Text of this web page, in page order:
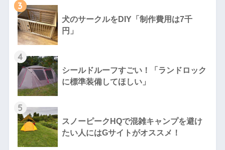
3
犬のサークルをDIY「制作費用は7千
円」
4
シールドルーフすごい！「ランドロック
に標準装備してほしい」
5
スノーピークHQで混雑キャンプを避け
たい人にはGサイトがオススメ！